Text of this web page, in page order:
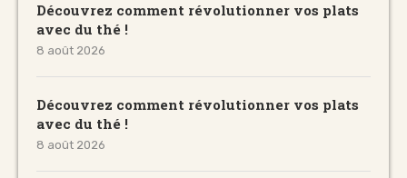
Découvrez comment révolutionner vos plats
avec du thé !
8 août 2026
Découvrez comment révolutionner vos plats
avec du thé !
8 août 2026